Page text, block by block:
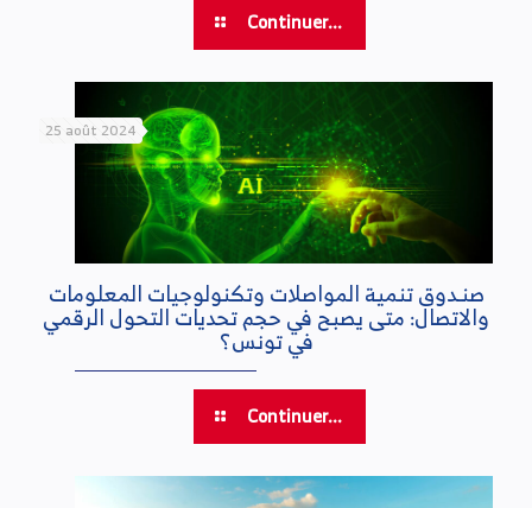
Continuer...
25 août 2024
صنـدوق تنمية المواصلات وتكنولوجيات المعلومات
والاتصال: متى يصبح في حجم تحديات التحول الرقمي
في تونس؟
Continuer...